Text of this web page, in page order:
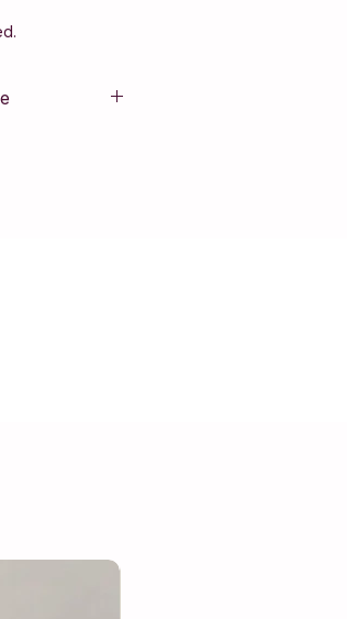
product is
en bevat
bevat kleine
is het artikel
het douchen,